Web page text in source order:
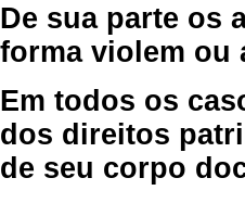
De sua parte os
forma violem ou
Em todos os
dos direitos
de seu corpo